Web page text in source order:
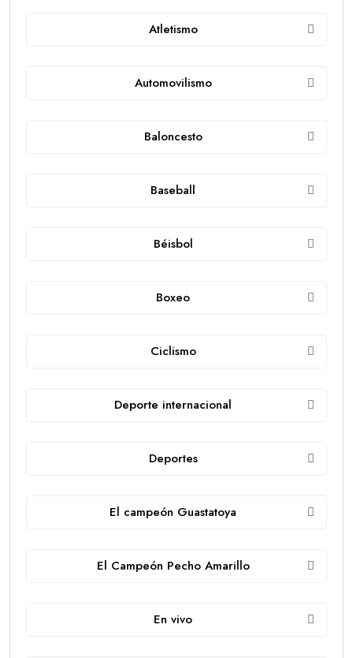
Atletismo
Automovilismo
Baloncesto
Baseball
Béisbol
Boxeo
Ciclismo
Deporte internacional
Deportes
El campeón Guastatoya
El Campeón Pecho Amarillo
En vivo